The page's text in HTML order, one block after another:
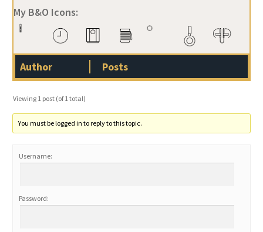
My B&O Icons:
Author Posts
Viewing 1 post (of 1 total)
You must be logged in to reply to this topic.
Username:
Password: